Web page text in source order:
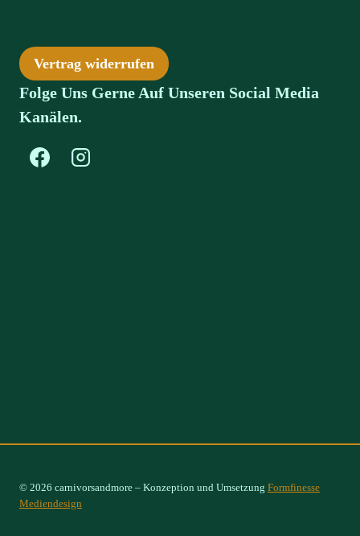
Vertrag widerrufen
Folge Uns Gerne Auf Unseren Social Media
Kanälen.
© 2026 carnivorsandmore – Konzeption und Umsetzung Formfinesse
Mediendesign